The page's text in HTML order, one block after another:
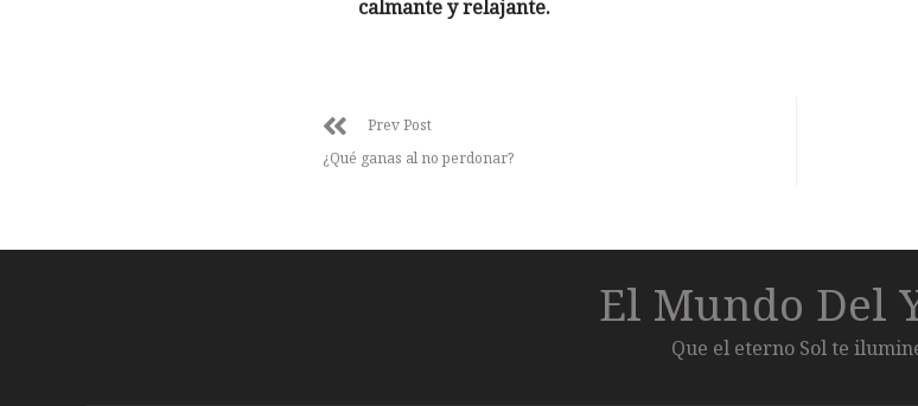
calmante y relajante.
Prev Post
¿Qué ganas al no perdonar?
El Mundo Del
Que el eterno Sol te